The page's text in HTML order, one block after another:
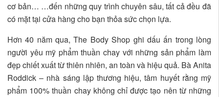
cơ bản… …đến những quy trình chuyên sâu, tất cả đều đã
có mặt tại cửa hàng cho bạn thỏa sức chọn lựa.
Hơn 40 năm qua, The Body Shop ghi dấu ấn trong lòng
người yêu mỹ phẩm thuần chay với những sản phẩm làm
đẹp chiết xuất từ thiên nhiên, an toàn và hiệu quả. Bà Anita
Roddick – nhà sáng lập thương hiệu, tâm huyết rằng mỹ
phẩm 100% thuần chay không chỉ được tạo nên từ những